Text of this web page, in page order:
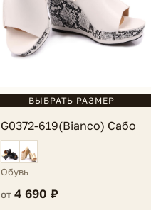
ВЫБРАТЬ РАЗМЕР
G0372-619(Bianco) Сабо
Обувь
от 4 690 ₽